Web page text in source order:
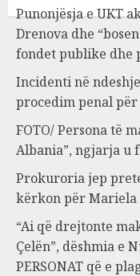
Punonjësja e UKT
Drenova dhe
fondet publike dhe
Incidenti në
procedim penal për
FOTO/ Persona të
Albania”, ngjarja u
Prokuroria jep
kërkon për Mariela
“Ai që drejtonte
Çelën”, dëshmia e
PERSONAT që e